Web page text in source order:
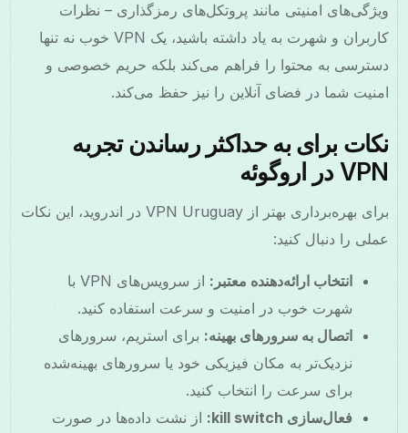
ویژگی‌های امنیتی مانند پروتکل‌های رمزگذاری – نظرات
کاربران و شهرت به یاد داشته باشید، یک VPN خوب نه تنها
دسترسی به محتوا را فراهم می‌کند بلکه حریم خصوصی و
امنیت شما در فضای آنلاین را نیز حفظ می‌کند.
نکات برای به حداکثر رساندن تجربه
VPN در اروگوئه
برای بهره‌برداری بهتر از VPN Uruguay در اندروید، این نکات
عملی را دنبال کنید:
انتخاب ارائه‌دهنده معتبر:
از سرویس‌های VPN با
شهرت خوب در امنیت و سرعت استفاده کنید.
اتصال به سرورهای بهینه: برای استریم، سرورهای
نزدیک‌تر به مکان فیزیکی خود یا سرورهای بهینه‌شده
برای سرعت را انتخاب کنید.
فعال‌سازی kill switch:
از نشت داده‌ها در صورت